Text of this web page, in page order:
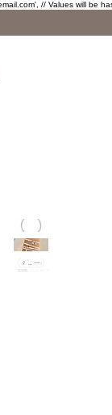
// Values will be